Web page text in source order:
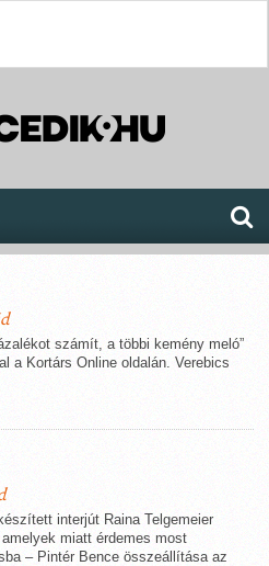
számít, a többi kemény meló”
a Kortárs Online oldalán. Verebics
interjút Raina Telgemeier
miatt érdemes most
– Pintér Bence összeállítása az